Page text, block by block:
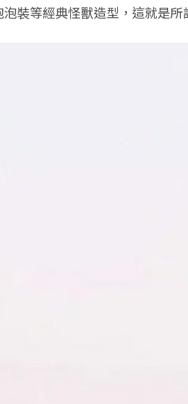
泡裝等經典怪獸造型，這就是